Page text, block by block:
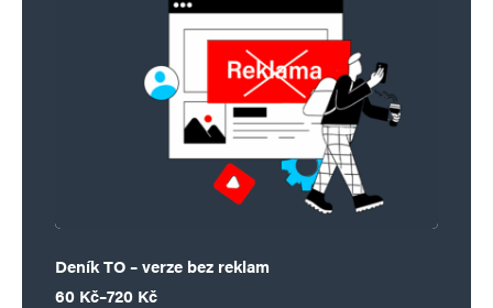
Deník TO – verze bez reklam
60 Kč–720 Kč
Rozpětí cen: 60 Kč až 720 Kč